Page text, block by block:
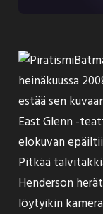
heinäkuussa
estää sen
East Glenn -
elokuvan
Pitkää
Henderson
löytyikin